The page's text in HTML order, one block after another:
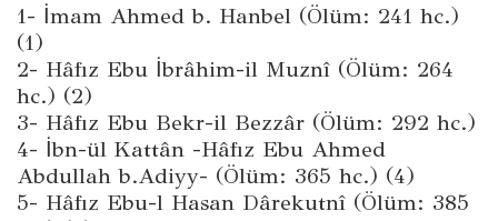
1- İmam Ahmed b. Hanbel (Ölüm: 241 hc.)
(1)
2- Hâfız Ebu İbrâhim-il Muznî (Ölüm: 264
hc.) (2)
3- Hâfız Ebu Bekr-il Bezzâr (Ölüm: 292 hc.)
4- İbn-ül Kattân -Hâfız Ebu Ahmed
Abdullah b.Adiyy- (Ölüm: 365 hc.) (4)
5- Hâfız Ebu-l Hasan Dârekutnî (Ölüm: 385